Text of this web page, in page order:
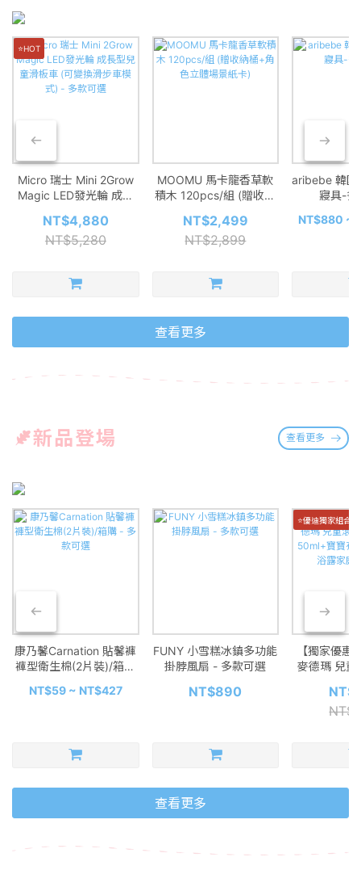
⭐HOT
Micro 瑞士 Mini 2Grow
Magic LED發光輪 成長
步車模式) - 多款可選
NT$4,880
NT$5,280
MOOMU 馬卡龍香草軟
積木 120pcs/組 (贈收納
NT$2,499
NT$2,899
aribebe 韓國
寢具-多
NT$880 ~
查看更多
新品登場 查看更多
康乃馨Carnation 貼馨褲
褲型衛生棉(2片裝)/箱購
NT$59 ~ NT$427
FUNY 小雪糕冰鎮多功能
掛脖風扇 - 多款可選
NT$890
⭐優迪獨家組合
【獨家優惠
麥德瑪 兒童
洗髮沐浴露
查看更多